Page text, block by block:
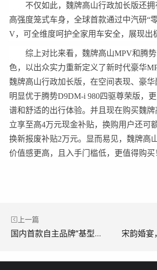
不仅如此，魏牌高山行政加长版还
高强度笼式车身，全球首款通过中汽研“
V，可全维度呵护全家用车安全，展现出
综上对比来看，魏牌高山MPV和腾
色，以出众实力重新定义了新时代豪华
魏牌高山行政加长版，在空间表现、豪华
明显优于腾势D9DM-i 980四驱尊荣版，
谱和舒适的出行体验。并且现在购买魏
立享至高4万元现金补贴，换购用户还可
换新报废补贴2万元。显而易见，魏牌高
价值感更高，且入手门槛低，更值得购买
上一篇
国内首款自主品牌“基型车”来了！魏牌高山MPV迎来“超高端定制时代”